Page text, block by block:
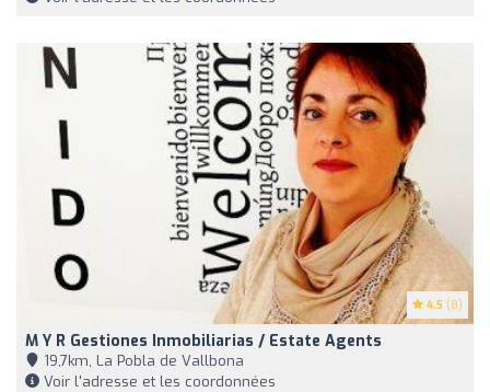
4.5 (8)
M Y R Gestiones Inmobiliarias / Estate Agents
19,7km, La Pobla de Vallbona
Voir l'adresse et les coordonnées